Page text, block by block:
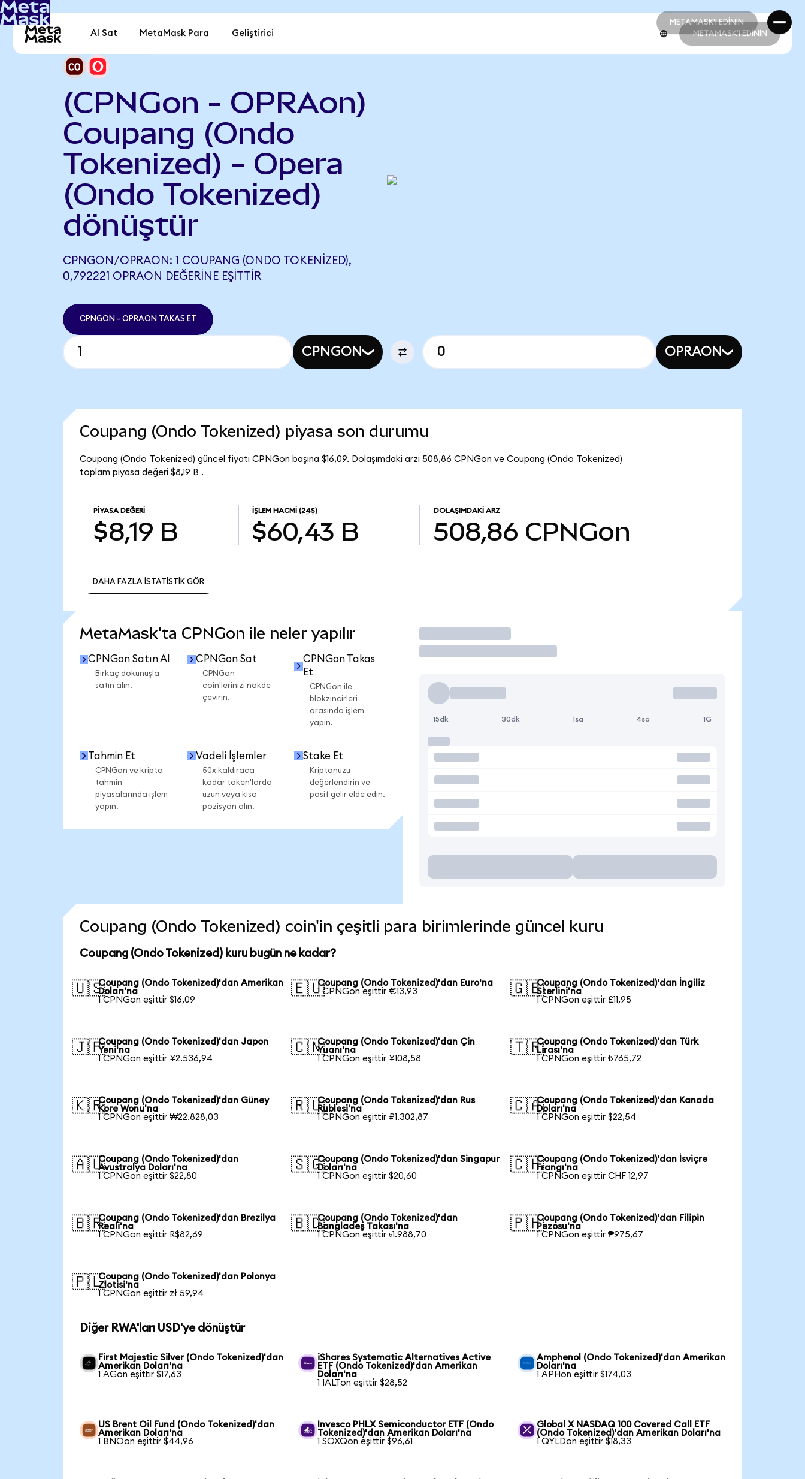
METAMASK'I EDİNİN
METAMASK'I EDİNİN
Al Sat MetaMask Para Geliştirici METAMASK'I EDİNİN
(CPNGon - OPRAon)
Coupang (Ondo
Tokenized) - Opera
(Ondo Tokenized)
dönüştür
CPNGON/OPRAON: 1 COUPANG (ONDO TOKENIZED),
0,792221 OPRAON DEĞERINE EŞITTIR
CPNGON - OPRAON TAKAS ET
CPNGON OPRAON
Coupang (Ondo Tokenized) piyasa son durumu
Coupang (Ondo Tokenized) güncel fiyatı CPNGon başına $16,09. Dolaşımdaki arzı 508,86 CPNGon ve Coupang (Ondo Tokenized)
toplam piyasa değeri $8,19 B .
PIYASA DEĞERI
$8,19 B
İŞLEM HACMI (24S)
$60,43 B
DOLAŞIMDAKI ARZ
508,86 CPNGon
DAHA FAZLA İSTATİSTİK GÖR
MetaMask'ta CPNGon ile neler yapılır
CPNGon Satın Al
Birkaç dokunuşla
satın alın.
CPNGon Sat
CPNGon
coin'lerinizi nakde
çevirin.
CPNGon Takas
Et
CPNGon ile
blokzincirleri
arasında işlem
yapın.
Tahmin Et
CPNGon ve kripto
tahmin
piyasalarında işlem
yapın.
Vadeli İşlemler
50x kaldıraca
kadar token'larda
uzun veya kısa
pozisyon alın.
Stake Et
Kriptonuzu
değerlendirin ve
pasif gelir elde edin.
İşlem Yap
15dk 30dk 1sa 4sa 1G
Coupang (Ondo Tokenized) coin'in çeşitli para birimlerinde güncel kuru
Coupang (Ondo Tokenized) kuru bugün ne kadar?
🇺🇸Coupang (Ondo Tokenized)'dan Amerikan
Doları'na
1 CPNGon eşittir $16,09
🇪🇺Coupang (Ondo Tokenized)'dan Euro'na
1 CPNGon eşittir €13,93
🇬🇧Coupang (Ondo Tokenized)'dan İngiliz
Sterlini'na
1 CPNGon eşittir £11,95
🇯🇵Coupang (Ondo Tokenized)'dan Japon
Yeni'na
1 CPNGon eşittir ¥2.536,94
🇨🇳Coupang (Ondo Tokenized)'dan Çin
Yuanı'na
1 CPNGon eşittir ¥108,58
🇹🇷Coupang (Ondo Tokenized)'dan Türk
Lirası'na
1 CPNGon eşittir ₺765,72
🇰🇷Coupang (Ondo Tokenized)'dan Güney
Kore Wonu'na
1 CPNGon eşittir ₩22.828,03
🇷🇺Coupang (Ondo Tokenized)'dan Rus
Rublesi'na
1 CPNGon eşittir ₽1.302,87
🇨🇦Coupang (Ondo Tokenized)'dan Kanada
Doları'na
1 CPNGon eşittir $22,54
🇦🇺Coupang (Ondo Tokenized)'dan
Avustralya Doları'na
1 CPNGon eşittir $22,80
🇸🇬Coupang (Ondo Tokenized)'dan Singapur
Doları'na
1 CPNGon eşittir $20,60
🇨🇭Coupang (Ondo Tokenized)'dan İsviçre
Frangı'na
1 CPNGon eşittir CHF 12,97
🇧🇷Coupang (Ondo Tokenized)'dan Brezilya
Reali'na
1 CPNGon eşittir R$82,69
🇧🇩Coupang (Ondo Tokenized)'dan
Bangladeş Takası'na
1 CPNGon eşittir ৳1.988,70
🇵🇭Coupang (Ondo Tokenized)'dan Filipin
Pezosu'na
1 CPNGon eşittir ₱975,67
🇵🇱Coupang (Ondo Tokenized)'dan Polonya
Zlotisi'na
1 CPNGon eşittir zł 59,94
Diğer RWA'ları USD'ye dönüştür
First Majestic Silver (Ondo Tokenized)'dan
Amerikan Doları'na
1 AGon eşittir $17,63
iShares Systematic Alternatives Active
ETF (Ondo Tokenized)'dan Amerikan
Doları'na
1 IALTon eşittir $28,52
Amphenol (Ondo Tokenized)'dan Amerikan
Doları'na
1 APHon eşittir $174,03
US Brent Oil Fund (Ondo Tokenized)'dan
Amerikan Doları'na
1 BNOon eşittir $44,96
Invesco PHLX Semiconductor ETF (Ondo
Tokenized)'dan Amerikan Doları'na
1 SOXQon eşittir $96,61
Global X NASDAQ 100 Covered Call ETF
(Ondo Tokenized)'dan Amerikan Doları'na
1 QYLDon eşittir $18,33